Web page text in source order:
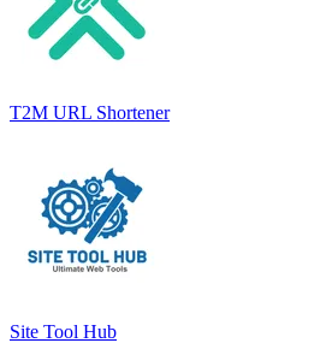
T2M URL Shortener
Site Tool Hub